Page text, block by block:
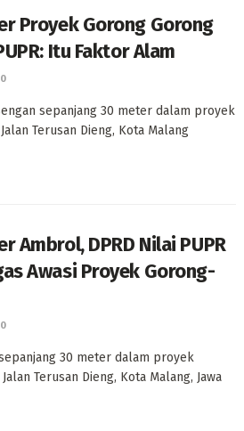
Proyek Gorong Gorong
Itu Faktor Alam
0
sepanjang 30 meter dalam proyek
Terusan Dieng, Kota Malang
Ambrol, DPRD Nilai PUPR
Awasi Proyek Gorong-
0
30 meter dalam proyek
Terusan Dieng, Kota Malang, Jawa